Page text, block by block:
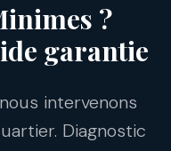
?
garantie
intervenons
Diagnostic